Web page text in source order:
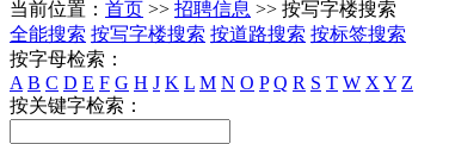
当前位置： 首页 >> 招聘信息 >> 按写字楼搜索
全能搜索 按写字楼搜索 按道路搜索 按标签搜索
按字母检索：
A B C D E F G H J K L M N O P Q R S T W X Y Z
按关键字检索：